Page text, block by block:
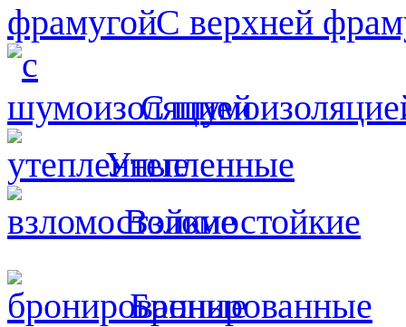
С верхней
С
Утепленные
Взломостойкие
Бронированные